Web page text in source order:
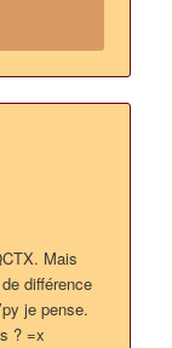
Mais
différence
je pense.
? =x